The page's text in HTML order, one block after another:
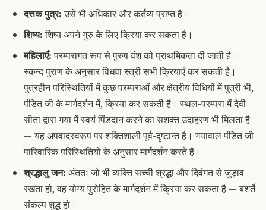
दत्तक पुत्र:उसे भी अधिकार और कर्तव्य प्राप्त है।
शिष्य:शिष्य अपने गुरु के लिए क्रिया कर सकता है।
महिलाएँ:परम्परागत रूप से पुरुष वंश को प्राथमिकता दी जाती है।
स्कन्द पुराण के अनुसार विधवा स्त्री सभी क्रियाएँ कर सकती है।
पुत्रहीन परिस्थितियों में कुछ परम्पराओं और क्षेत्रीय विधियों में पुत्री भी,
पंडित जी के मार्गदर्शन में, क्रिया कर सकती है। स्थल-परम्परा में देवी
सीता द्वारा गया में स्वयं पिंडदान करने का सशक्त उदाहरण भी मिलता है
— यह अपवादस्वरूप पर शक्तिशाली पूर्व-दृष्टान्त है। गयावाल पंडित जी
पारिवारिक परिस्थितियों के अनुसार मार्गदर्शन करते हैं।
श्रद्धालु जन: अंततः जो भी व्यक्ति सच्ची श्रद्धा और दिवंगत से जुड़ाव
रखता हो, वह योग्य पुरोहित के मार्गदर्शन में क्रिया कर सकता है — बशर्ते
संकल्प शुद्ध हो।